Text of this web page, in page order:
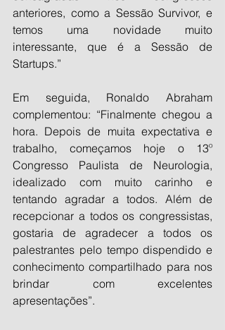
anteriores, como a Sessão Survivor, e
temos uma novidade muito
interessante, que é a Sessão de
Startups.”
Em seguida, Ronaldo Abraham
complementou: “Finalmente chegou a
hora. Depois de muita expectativa e
trabalho, começamos hoje o 13º
Congresso Paulista de Neurologia,
idealizado com muito carinho e
tentando agradar a todos. Além de
recepcionar a todos os congressistas,
gostaria de agradecer a todos os
palestrantes pelo tempo dispendido e
conhecimento compartilhado para nos
brindar com excelentes
apresentações”.